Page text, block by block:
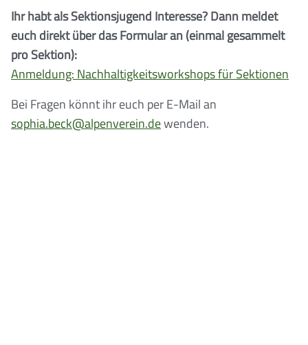
Ihr habt als Sektionsjugend Interesse? Dann meldet
euch direkt über das Formular an (einmal gesammelt
pro Sektion):
Anmeldung: Nachhaltigkeitsworkshops für Sektionen
Bei Fragen könnt ihr euch per E-Mail an
sophia.beck@alpenverein.dewenden.